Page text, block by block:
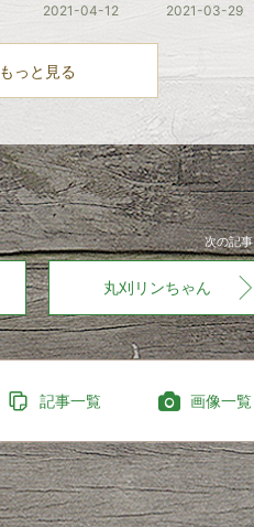
2021-04-12
2021-03-29
もっと見る
次の記事
丸刈リンちゃん
記事一覧 画像一覧